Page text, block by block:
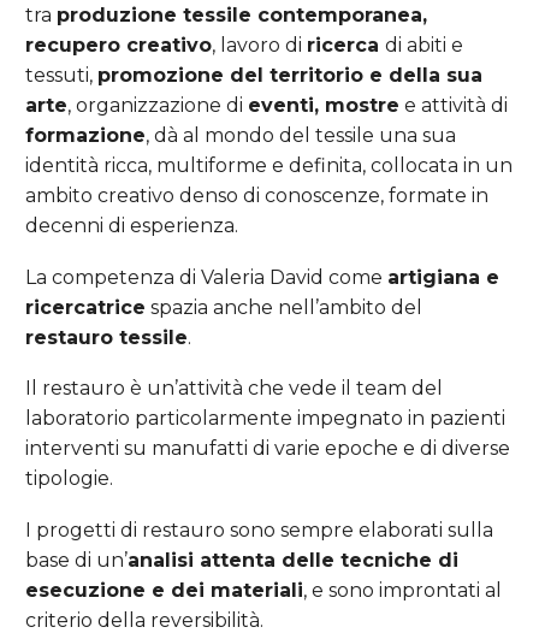
tra produzione tessile contemporanea,
recupero creativo, lavoro di ricerca di abiti e
tessuti, promozione del territorio e della sua
arte, organizzazione di eventi, mostre e attività di
formazione, dà al mondo del tessile una sua
identità ricca, multiforme e definita, collocata in un
ambito creativo denso di conoscenze, formate in
decenni di esperienza.
La competenza di Valeria David come artigiana e
ricercatrice spazia anche nell’ambito del
restauro tessile.
Il restauro è un’attività che vede il team del
laboratorio particolarmente impegnato in pazienti
interventi su manufatti di varie epoche e di diverse
tipologie.
I progetti di restauro sono sempre elaborati sulla
base di un’analisi attenta delle tecniche di
esecuzione e dei materiali, e sono improntati al
criterio della reversibilità.